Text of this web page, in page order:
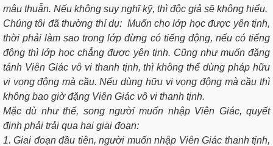
mâu thuẫn. Nếu không suy nghĩ kỹ, thì độc giả sẽ không hiểu.
Chúng tôi đã thường thí dụ: Muốn cho lớp học được yên tịnh,
thời phải làm sao trong lớp đừng có tiếng động, nếu có tiếng
động thì lớp học chẳng được yên tịnh. Cũng như muốn đặng
tánh Viên Giác vô vi thanh tịnh, thì không thể dùng pháp hữu
vi vọng động mà cầu. Nếu dùng hữu vi vọng động mà cầu thì
không bao giờ đặng Viên Giác vô vi thanh tịnh.
Mặc dù như thế, song người muốn nhập Viên Giác, quyết
định phải trải qua hai giai đoạn:
1. Giai đoạn đầu tiên, người muốn nhập Viên Giác thanh tịnh,